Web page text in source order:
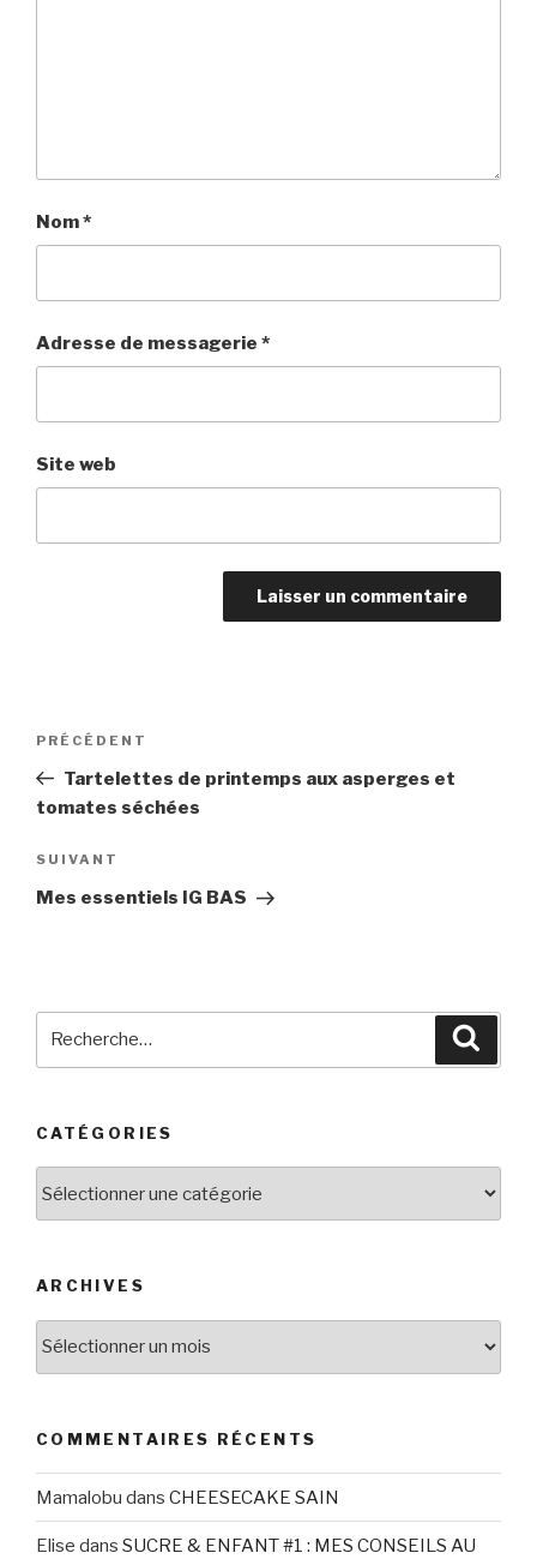
Nom*
Adresse de messagerie *
Site web
Navigation
l’article
Article
précédent
PRÉCÉDENT
Tartelettes de printemps aux asperges et
tomates séchées
Article
suivant
SUIVANT
Mes essentiels IG BAS
CATÉGORIES
ARCHIVES
Archives
COMMENTAIRES RÉCENTS
Mamalobu dans CHEESECAKE SAIN
Elise dans SUCRE & ENFANT #1 : MES CONSEILS AU